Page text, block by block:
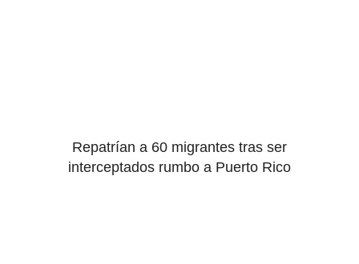
Repatrían a 60 migrantes tras ser
interceptados rumbo a Puerto Rico